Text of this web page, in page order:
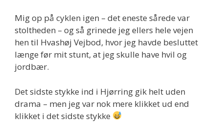
Mig op på cyklen igen – det eneste sårede var
stoltheden – og så grinede jeg ellers hele vejen
hen til Hvashøj Vejbod, hvor jeg havde besluttet
længe før mit stunt, at jeg skulle have hvil og
jordbær.
Det sidste stykke ind i Hjørring gik helt uden
drama – men jeg var nok mere klikket ud end
klikket i det sidste stykke